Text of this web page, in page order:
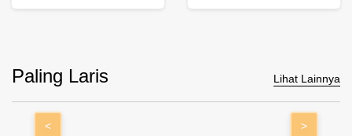
Paling Laris Lihat Lainnya
< >